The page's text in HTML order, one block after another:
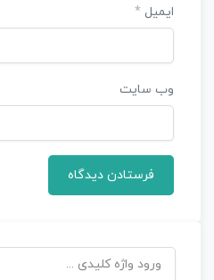
ایمیل *
وب‌ سایت
جستجو